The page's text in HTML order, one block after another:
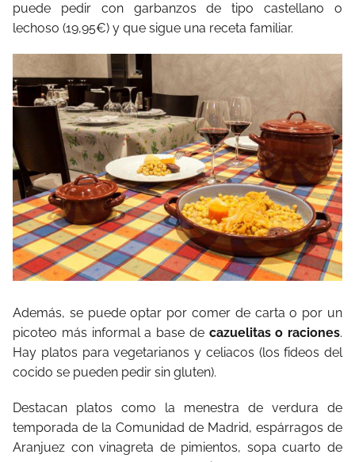
puede pedir con garbanzos de tipo castellano o
lechoso (19,95€) y que sigue una receta familiar.
Además, se puede optar por comer de carta o por un
picoteo más informal a base de cazuelitas o raciones.
Hay platos para vegetarianos y celiacos (los fideos del
cocido se pueden pedir sin gluten).
Destacan platos como la menestra de verdura de
temporada de la Comunidad de Madrid, espárragos de
Aranjuez con vinagreta de pimientos, sopa cuarto de